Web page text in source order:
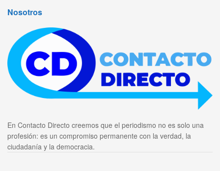
Nosotros
En Contacto Directo creemos que el periodismo no es solo una
profesión: es un compromiso permanente con la verdad, la
ciudadanía y la democracia.